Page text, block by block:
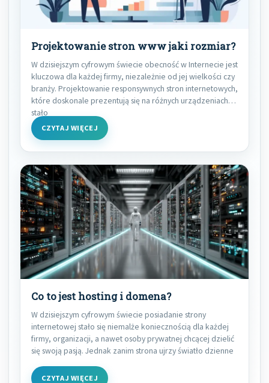
Projektowanie stron www jaki rozmiar?
W dzisiejszym cyfrowym świecie obecność w Internecie jest
kluczowa dla każdej firmy, niezależnie od jej wielkości czy
branży. Projektowanie responsywnych stron internetowych,
które doskonale prezentują się na różnych urządzeniach,
stało
CZYTAJ WIĘCEJ
Co to jest hosting i domena?
W dzisiejszym cyfrowym świecie posiadanie strony
internetowej stało się niemalże koniecznością dla każdej
firmy, organizacji, a nawet osoby prywatnej chcącej dzielić
się swoją pasją. Jednak zanim strona ujrzy światło dzienne
CZYTAJ WIĘCEJ